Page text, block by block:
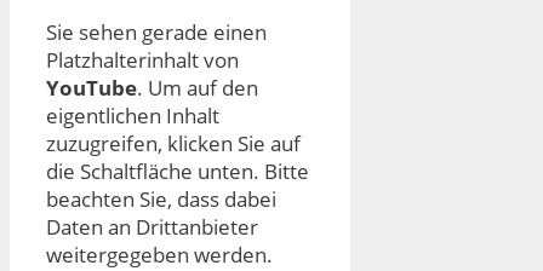
Sie sehen gerade einen
Platzhalterinhalt von
YouTube. Um auf den
eigentlichen Inhalt
zuzugreifen, klicken Sie auf
die Schaltfläche unten. Bitte
beachten Sie, dass dabei
Daten an Drittanbieter
weitergegeben werden.